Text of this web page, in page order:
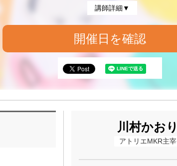
講師詳細▼
開催日を確認
川村かおり
アトリエMKR主宰